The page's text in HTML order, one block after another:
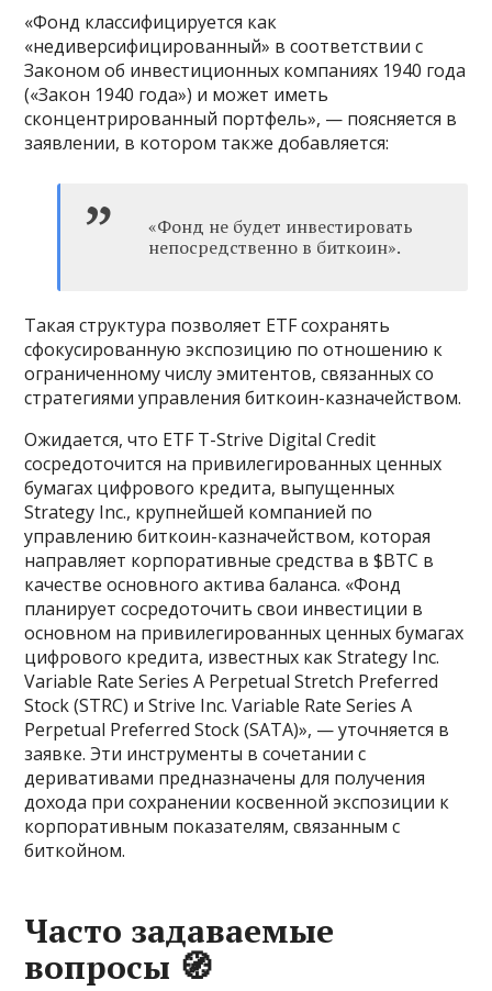
«Фонд классифицируется как
«недиверсифицированный» в соответствии с
Законом об инвестиционных компаниях 1940 года
(«Закон 1940 года») и может иметь
сконцентрированный портфель», — поясняется в
заявлении, в котором также добавляется:
«Фонд не будет инвестировать
непосредственно в биткоин».
Такая структура позволяет ETF сохранять
сфокусированную экспозицию по отношению к
ограниченному числу эмитентов, связанных со
стратегиями управления биткоин-казначейством.
Ожидается, что ETF T-Strive Digital Credit
сосредоточится на привилегированных ценных
бумагах цифрового кредита, выпущенных
Strategy Inc., крупнейшей компанией по
управлению биткоин-казначейством, которая
направляет корпоративные средства в $BTC в
качестве основного актива баланса. «Фонд
планирует сосредоточить свои инвестиции в
основном на привилегированных ценных бумагах
цифрового кредита, известных как Strategy Inc.
Variable Rate Series A Perpetual Stretch Preferred
Stock (STRC) и Strive Inc. Variable Rate Series A
Perpetual Preferred Stock (SATA)», — уточняется в
заявке. Эти инструменты в сочетании с
деривативами предназначены для получения
дохода при сохранении косвенной экспозиции к
корпоративным показателям, связанным с
биткойном.
Часто задаваемые
вопросы 🧭